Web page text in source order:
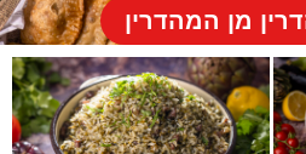
מן המהדרין